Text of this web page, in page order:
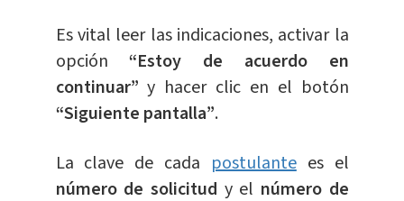
Es vital leer las indicaciones, activar la
opción“Estoy de acuerdo en
continuar” y hacer clic en el botón
“Siguiente pantalla”.
La clave de cada postulantees el
número de solicitud y el número de